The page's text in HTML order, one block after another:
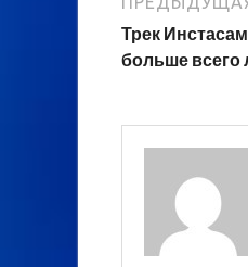
Трек
больше всего